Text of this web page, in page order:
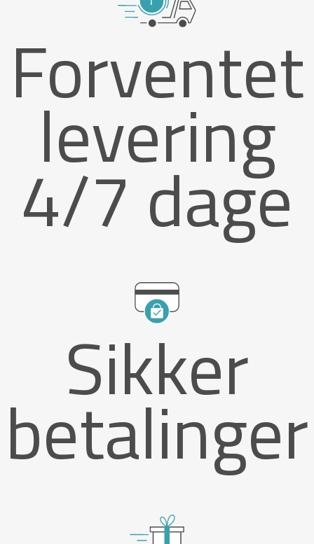
Forventet
levering
4/7 dage
Sikker
betalinger